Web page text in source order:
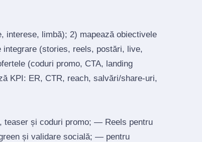
interese, limbă); 2) mapează obiectivele
integrare (stories, reels, postări, live,
(coduri promo, CTA, landing
KPI: ER, CTR, reach, salvări/share‑uri,
teaser și coduri promo; — Reels pentru
și validare socială; — pentru